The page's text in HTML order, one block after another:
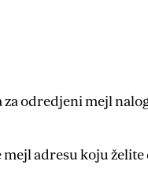
odredjeni mejl
adresu koju želite